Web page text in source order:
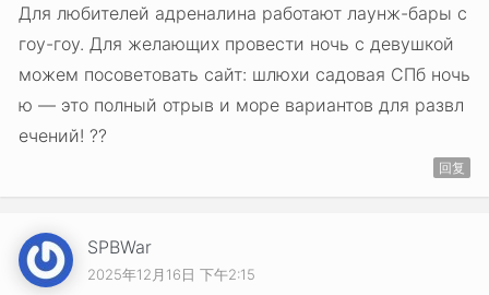
Для любителей адреналина работают лаунж-бары с
гоу-гоу. Для желающих провести ночь с девушкой
можем посоветовать сайт: шлюхи садовая СПб ночь
ю — это полный отрыв и море вариантов для развл
ечений! ??
回复
SPBWar
2025年12月16日 下午2:15